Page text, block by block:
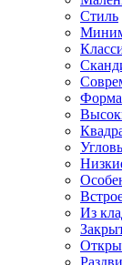
Стиль
Форма
Из